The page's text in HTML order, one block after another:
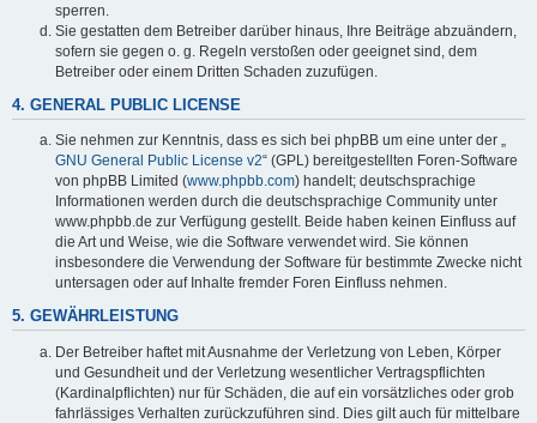
sperren.
Sie gestatten dem Betreiber darüber hinaus, Ihre Beiträge abzuändern,
sofern sie gegen o. g. Regeln verstoßen oder geeignet sind, dem
Betreiber oder einem Dritten Schaden zuzufügen.
4. GENERAL PUBLIC LICENSE
Sie nehmen zur Kenntnis, dass es sich bei phpBB um eine unter der „
GNU General Public License v2“ (GPL) bereitgestellten Foren-Software
von phpBB Limited (www.phpbb.com) handelt; deutschsprachige
Informationen werden durch die deutschsprachige Community unter
www.phpbb.de zur Verfügung gestellt. Beide haben keinen Einfluss auf
die Art und Weise, wie die Software verwendet wird. Sie können
insbesondere die Verwendung der Software für bestimmte Zwecke nicht
untersagen oder auf Inhalte fremder Foren Einfluss nehmen.
5. GEWÄHRLEISTUNG
Der Betreiber haftet mit Ausnahme der Verletzung von Leben, Körper
und Gesundheit und der Verletzung wesentlicher Vertragspflichten
(Kardinalpflichten) nur für Schäden, die auf ein vorsätzliches oder grob
fahrlässiges Verhalten zurückzuführen sind. Dies gilt auch für mittelbare